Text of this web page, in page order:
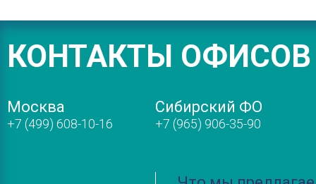
КОНТАКТЫ ОФИСОВ
Москва
+7 (499) 608-10-16
Сибирский ФО
+7 (965) 906-35-90